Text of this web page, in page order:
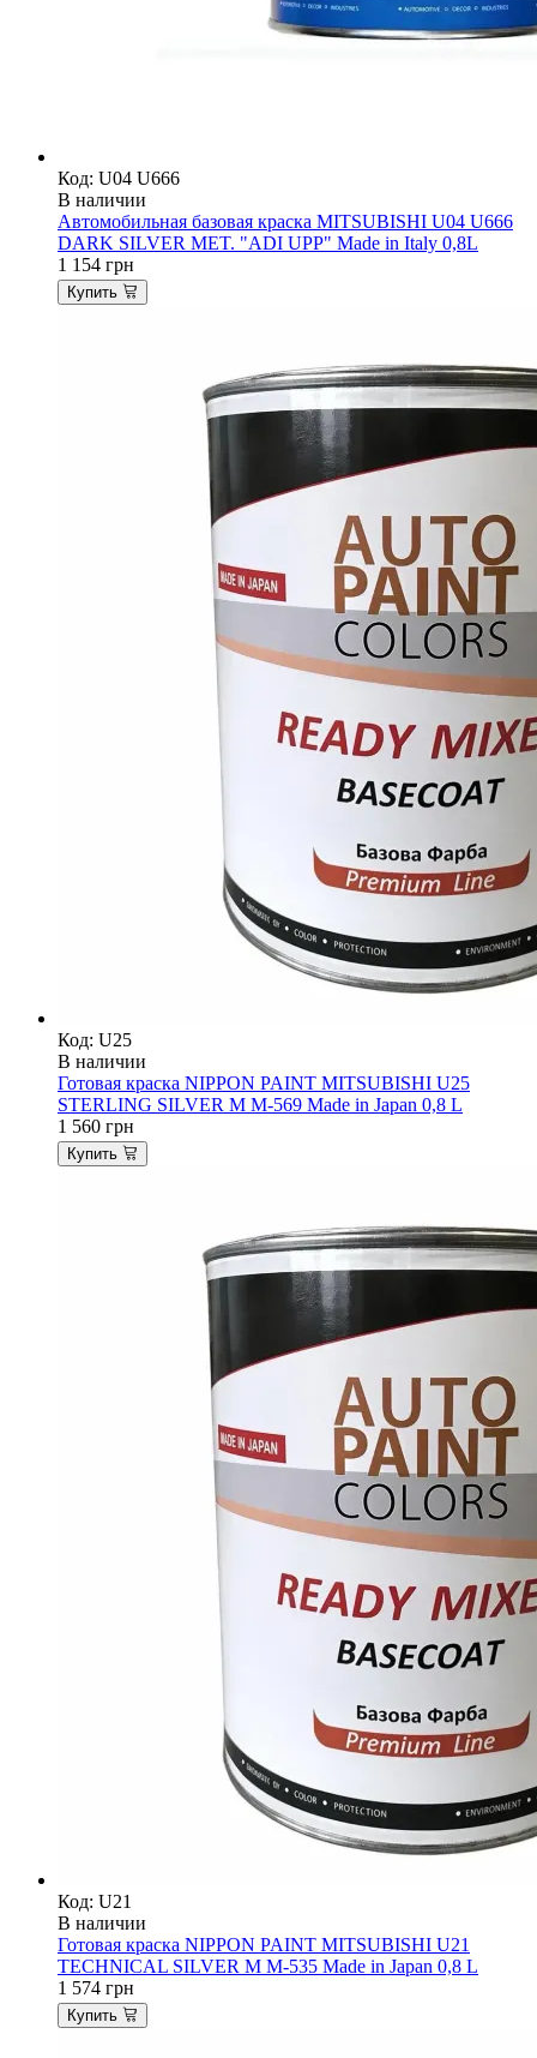
Код: U04 U666
В наличии
Автомобильная базовая краска MITSUBISHI U04 U666
DARK SILVER MET. "ADI UPP" Made in Italy 0,8L
1 154 грн
Купить
Код: U25
В наличии
Готовая краска NIPPON PAINT MITSUBISHI U25
STERLING SILVER M M-569 Made in Japan 0,8 L
1 560 грн
Купить
Код: U21
В наличии
Готовая краска NIPPON PAINT MITSUBISHI U21
TECHNICAL SILVER M M-535 Made in Japan 0,8 L
1 574 грн
Купить